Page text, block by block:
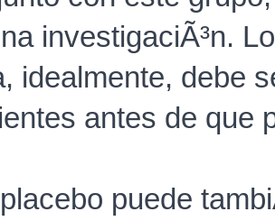
investigaciÃ³n.
idealmente, debe
antes de que
puede